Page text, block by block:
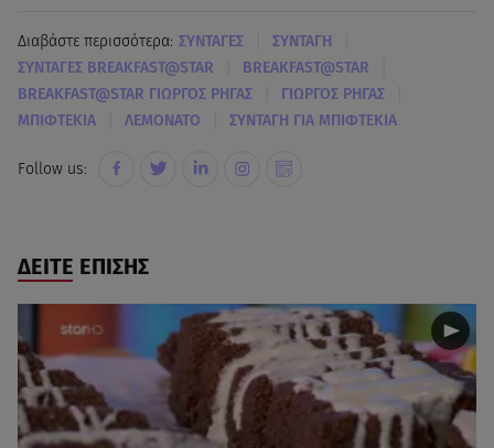
Διαβάστε περισσότερα: ΣΥΝΤΑΓΕΣ ΣΥΝΤΑΓΗ
ΣΥΝΤΑΓΕΣ BREAKFAST@STAR BREAKFAST@STAR
BREAKFAST@STAR ΓΙΩΡΓΟΣ ΡΗΓΑΣ ΓΙΩΡΓΟΣ ΡΗΓΑΣ
ΜΠΙΦΤΕΚΙΑ ΛΕΜΟΝΑΤΟ ΣΥΝΤΑΓΗ ΓΙΑ ΜΠΙΦΤΕΚΙΑ
Follow us:
ΔΕΙΤΕ ΕΠΙΣΗΣ